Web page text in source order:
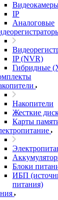
IP
Аналоговые
IP (NVR)
Гибридные
Накопители
Жесткие
Карты
Блоки
ИБП
питания)